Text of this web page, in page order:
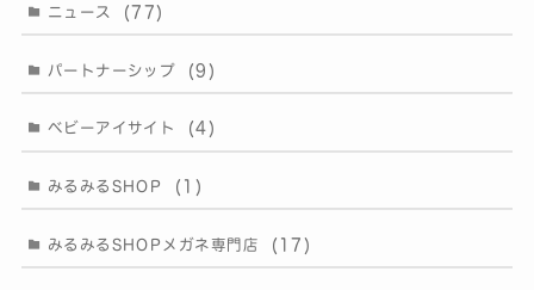
ニュース (77)
パートナーシップ (9)
ベビーアイサイト (4)
みるみるSHOP (1)
みるみるSHOPメガネ専門店 (17)